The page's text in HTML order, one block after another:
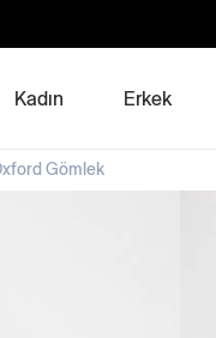
Kadın Erkek
Gömlek